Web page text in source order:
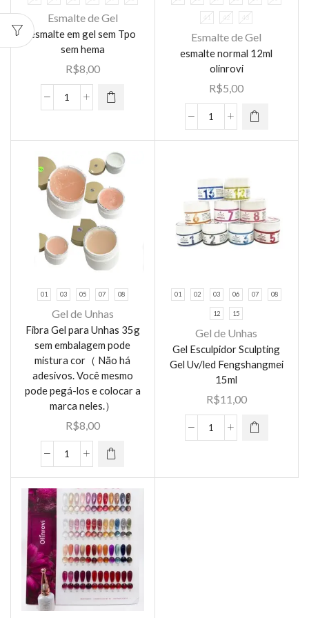
Esmalte de Gel
esmalte em gel sem Tpo
sem hema
R$8,00
esmalte
gel
Tpo
sem
hema
quantidade
Este
produto
tem várias
variantes.
As opções
podem ser
na página
produto
41 42 43
Esmalte de Gel
esmalte normal 12ml
olinrovi
R$5,00
esmalte
normal
quantidade
Este
produto
tem várias
variantes.
As opções
podem ser
escolhidas
produto
01 03 05 07 08
Gel de Unhas
Fibra Gel para Unhas 35g
sem embalagem pode
mistura cor（ Não há
adesivos. Você mesmo
pode pegá-los e colocar a
marca neles.）
R$8,00
Fibra
Gel
para
Unhas
35g
sem
embalagem
pode
mistura
cor（
Este
produto
tem várias
variantes.
As opções
podem ser
escolhidas
na página
do
produto
01 02 03 06 07 08
12 15
Gel de Unhas
Gel Esculpidor Sculpting
Gel Uv/led Fengshangmei
15ml
R$11,00
Gel
Este
produto
tem várias
variantes.
As opções
podem ser